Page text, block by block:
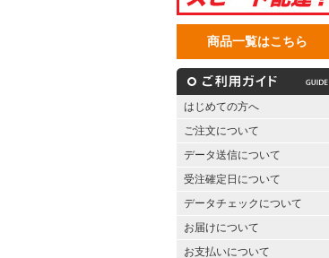
商品一覧はこちら
はじめての方へ
ご注文について
データ送信について
受注確定日について
データチェックについて
お届けについて
お支払いについて